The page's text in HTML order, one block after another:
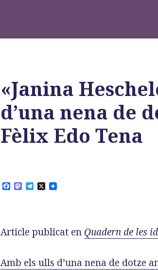
«Janina
d’una nena de
Fèlix Edo Tena
F
o
M
o
T
a
m
X
Article publicat en Quadern de les
Amb els ulls d’una nena de dotze